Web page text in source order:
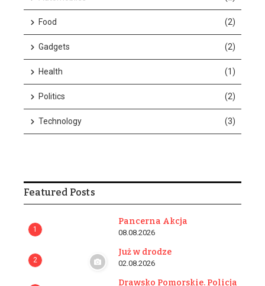
Food (2)
Gadgets (2)
Health (1)
Politics (2)
Technology (3)
Featured Posts
1
Pancerna Akcja
08.08.2026
2
Już w drodze
02.08.2026
Drawsko Pomorskie. Policja